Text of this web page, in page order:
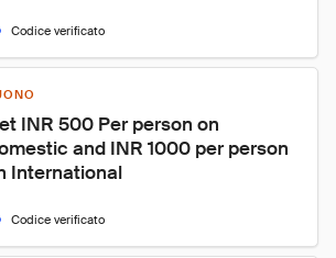
Codice verificato
INR 500 Per person on
and INR 1000 per person
International
Codice verificato